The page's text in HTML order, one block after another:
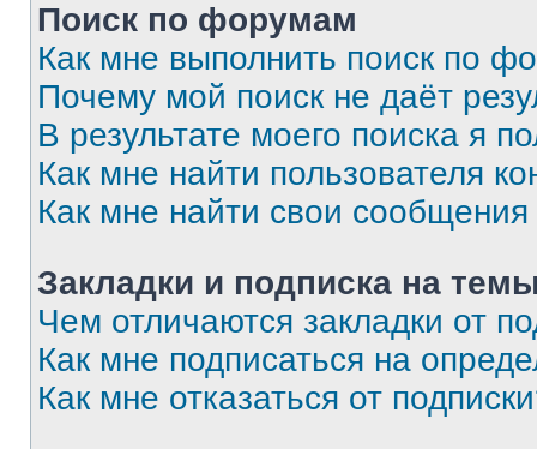
Поиск по форумам
Как мне выполнить поиск по
Почему мой поиск не даёт
В результате моего поиска я
Как мне найти пользователя
Как мне найти свои
Закладки и подписка на
Чем отличаются закладки от
Как мне подписаться на
Как мне отказаться от